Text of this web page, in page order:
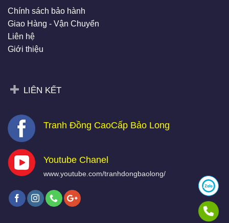
Chính sách bảo hành
Giao Hàng - Vận Chuyển
Liên hệ
Giới thiệu
LIÊN KẾT
Tranh Đồng CaoCấp Bảo Long
Youtube Chanel
www.youtube.com/tranhdongbaolong/